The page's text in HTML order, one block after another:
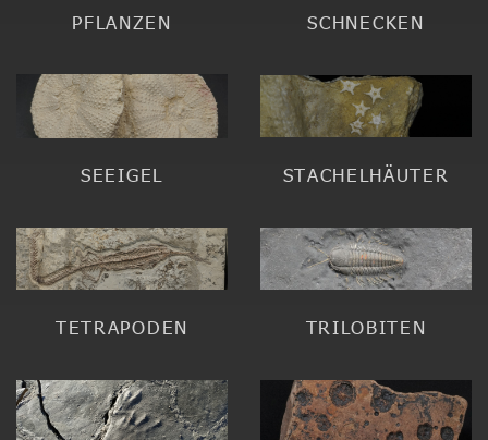
PFLANZEN SCHNECKEN
SEEIGEL STACHELHÄUTER
TETRAPODEN TRILOBITEN